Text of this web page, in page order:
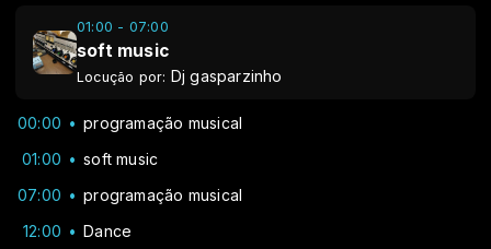
01:00 - 07:00
soft music
Locução por: Dj gasparzinho
00:00
programação musical
01:00
soft music
07:00
programação musical
12:00
Dance